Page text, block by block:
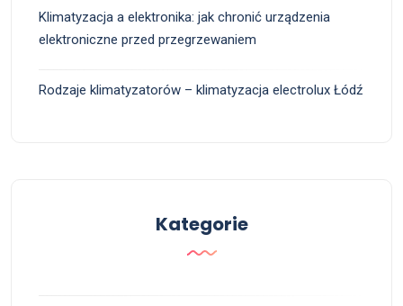
Klimatyzacja a elektronika: jak chronić urządzenia
elektroniczne przed przegrzewaniem
Rodzaje klimatyzatorów – klimatyzacja electrolux Łódź
Kategorie